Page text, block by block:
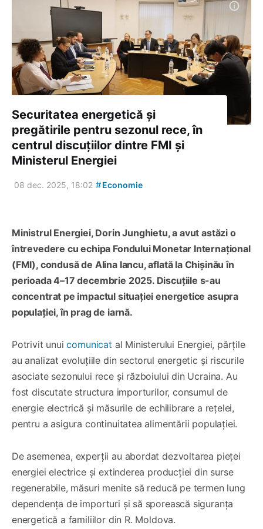
Securitatea energetică și
pregătirile pentru sezonul rece, în
centrul discuțiilor dintre FMI și
Ministerul Energiei
08 dec. 2025, 18:02 #Economie
Ministrul Energiei, Dorin Junghietu, a avut astăzi o
întrevedere cu echipa Fondului Monetar Internațional
(FMI), condusă de Alina Iancu, aflată la Chișinău în
perioada 4–17 decembrie 2025. Discuțiile s-au
concentrat pe impactul situației energetice asupra
populației, în prag de iarnă.
Potrivit unui comunicat al Ministerului Energiei, părțile
au analizat evoluțiile din sectorul energetic și riscurile
asociate sezonului rece și războiului din Ucraina. Au
fost discutate structura importurilor, consumul de
energie electrică și măsurile de echilibrare a rețelei,
pentru a asigura continuitatea alimentării populației.
De asemenea, experții au abordat dezvoltarea pieței
energiei electrice și extinderea producției din surse
regenerabile, măsuri menite să reducă pe termen lung
dependența de importuri și să sporească siguranța
energetică a familiilor din R. Moldova.